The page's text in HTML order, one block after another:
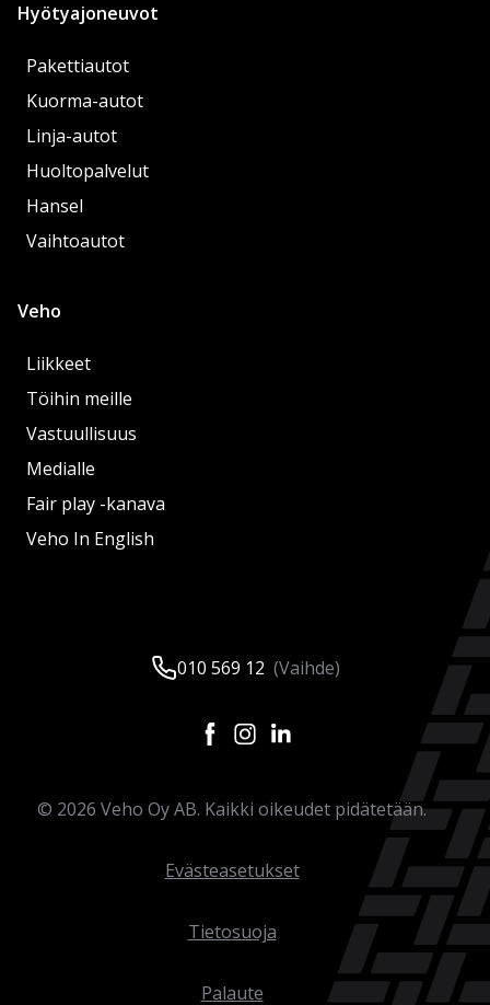
Hyötyajoneuvot
Pakettiautot
Kuorma-autot
Linja-autot
Huoltopalvelut
Hansel
Vaihtoautot
Veho
Liikkeet
Töihin meille
Vastuullisuus
Medialle
Fair play -kanava
Veho In English
010 569 12 (Vaihde)
© 2026 Veho Oy AB. Kaikki oikeudet pidätetään.
Evästeasetukset
Tietosuoja
Palaute